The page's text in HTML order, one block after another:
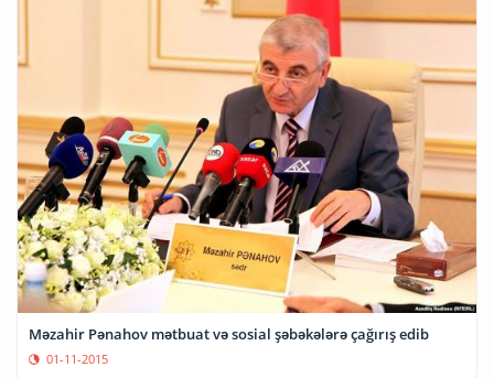
Məzahir Pənahov mətbuat və sosial şəbəkələrə çağırış edib
01-11-2015